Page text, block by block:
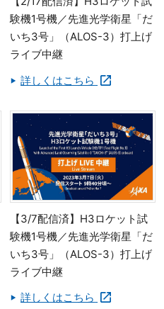
験機1号機／先進光学衛星「だ
いち3号」（ALOS-3）打上げ
ライブ中継
詳しくはこちら
【3/7配信済】H3ロケット試
験機1号機／先進光学衛星「だ
いち3号」（ALOS-3）打上げ
ライブ中継
詳しくはこちら